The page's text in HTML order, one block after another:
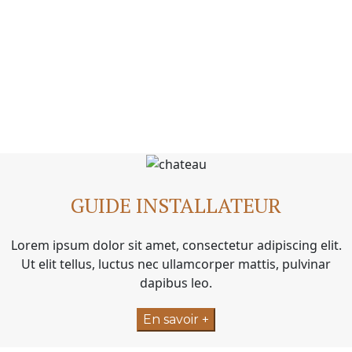
GUIDE INSTALLATEUR
Lorem ipsum dolor sit amet, consectetur adipiscing elit.
Ut elit tellus, luctus nec ullamcorper mattis, pulvinar
dapibus leo.
En savoir +